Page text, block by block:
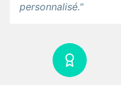
personnalisé."